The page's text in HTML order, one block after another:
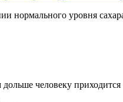
нормального уровня
человеку приходится